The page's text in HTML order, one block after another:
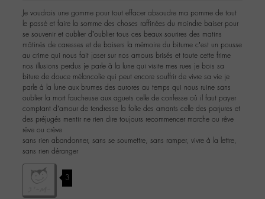
Je voudrais une gomme pour tout effacer absoudre ma pomme de tout
le passé et faire la somme des choses raffinées du moindre baiser pour
se souvenir et oublier d’oublier tous ces beaux sourires des matins
mâtinés de caresses et de baisers la mémoire du bitume c’est un pousse
au crime qui nous fait jaser sur nos amours brisés et toute cette frime
nos illusions perdus je parle à la lune qui visite mes rues je bois sa
biture de douce mélancolie qui peut encore souffrir de vivre sa vie je
parle à la lune aux brumes des aurores au temps qui nous ruine sans
oublier la mort faucheuse aux aguets celle de confesse où il faut payer
comptant d’amour de tendresse la folie des amants celle des parjures et
des préjugés mentir ne rien dire toujours recommencer marche ou rêve
rêve ou crève
sans rien abandonner, sans se soumettre, sans ramper, vivre à la lettre,
sans rien déranger
3